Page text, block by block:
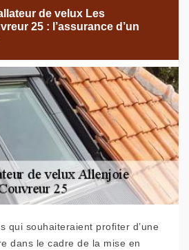
de velux Les
25 : l’assurance d’un
qui souhaiteraient profiter d’une
dans le cadre de la mise en